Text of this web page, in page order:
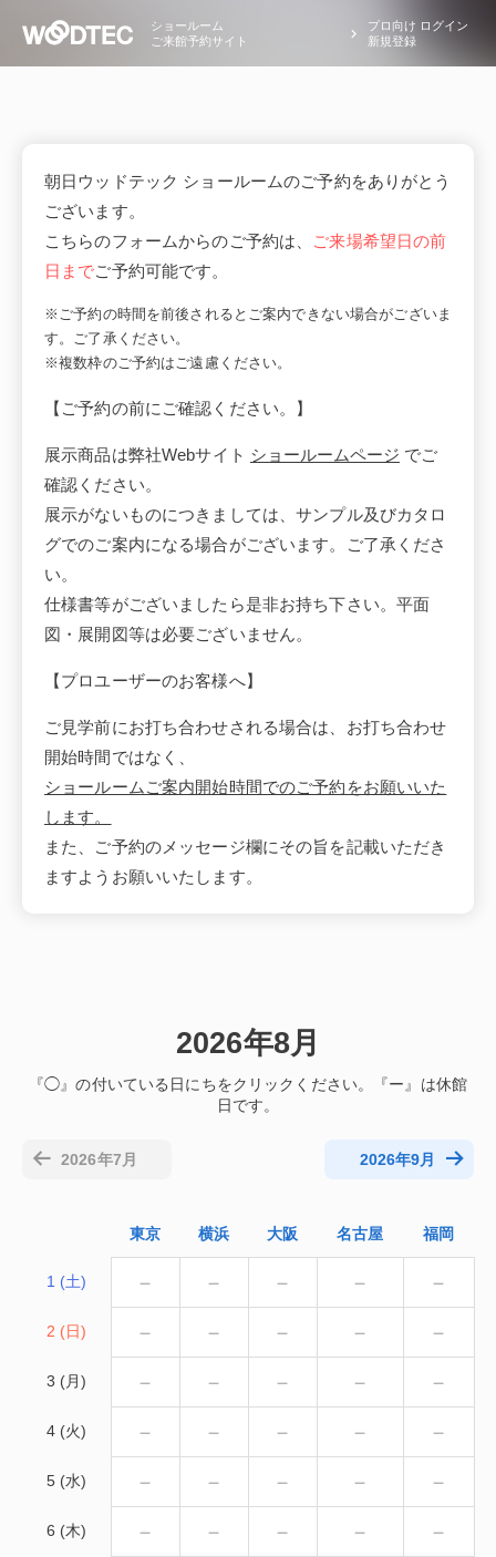
ショールーム
ご来館予約サイト
プロ向け ログイン
新規登録
朝日ウッドテック ショールームのご予約をありがとう
ございます。
こちらのフォームからのご予約は、
ご来場希望日の前
日までご予約可能です。
※ご予約の時間を前後されるとご案内できない場合がございま
す。ご了承ください。
※複数枠のご予約はご遠慮ください。
【ご予約の前にご確認ください。】
展示商品は弊社Webサイト ショールームページ でご
確認ください。
展示がないものにつきましては、サンプル及びカタロ
グでのご案内になる場合がございます。ご了承くださ
い。
仕様書等がございましたら是非お持ち下さい。平面
図・展開図等は必要ございません。
【プロユーザーのお客様へ】
ご見学前にお打ち合わせされる場合は、お打ち合わせ
開始時間ではなく、
ショールームご案内開始時間でのご予約をお願いいた
します。
また、ご予約のメッセージ欄にその旨を記載いただき
ますようお願いいたします。
2026年8月
東京 横浜 大阪 名古屋 福岡
1 (土) － － － － －
2 (日) － － － － －
3 (月) － － － － －
4 (火) － － － － －
5 (水) － － － － －
6 (木) － － － － －
2026年7月 2026年9月